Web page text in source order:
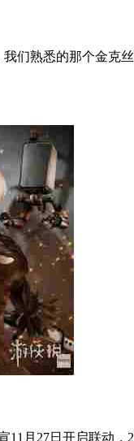
们熟悉的那个金克
月27日开启联动，